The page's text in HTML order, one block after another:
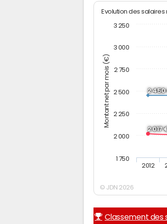
Montant net par mois (€)
Evolution des
2 017
2
2012
1 750
2 000
2 250
2 500
2 750
3 000
3 250
© JDN 2026
Classement des